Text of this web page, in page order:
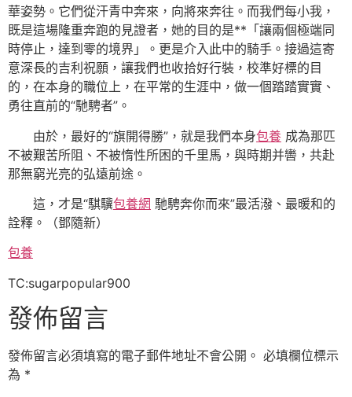
華姿勢。它們從汗青中奔來，向將來奔往。而我們每小我，
既是這場隆重奔跑的見證者，她的目的是**「讓兩個極端同
時停止，達到零的境界」。更是介入此中的騎手。接過這寄
意深長的吉利祝願，讓我們也收拾好行裝，校準好標的目
的，在本身的職位上，在平常的生涯中，做一個踏踏實實、
勇往直前的“馳騁者”。
由於，最好的“旗開得勝”，就是我們本身包養 成為那匹
不被艱苦所阻、不被惰性所困的千里馬，與時期并轡，共赴
那無窮光亮的弘遠前途。
這，才是“騏驥包養網 馳騁奔你而來”最活潑、最暖和的
詮釋。（鄧隨新）
包養
TC:sugarpopular900
發佈留言
發佈留言必須填寫的電子郵件地址不會公開。 必填欄位標示
為 *